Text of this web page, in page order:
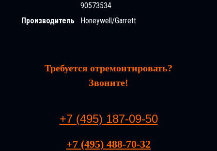
90573534
Производитель
Honeywell/Garrett
Требуется отремонтировать?
Звоните!
+7 (495) 187-09-50
+7 (495) 488-70-32